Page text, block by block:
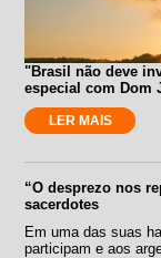
"Brasil não deve
especial com Dom
LER MAIS
“O desprezo nos
sacerdotes
Em uma das suas
participam e aos